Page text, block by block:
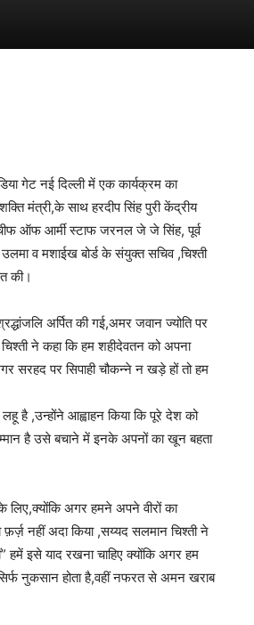
गेट नई दिल्ली में एक कार्यक्रम का
मंत्री,के साथ हरदीप सिंह पुरी केंद्रीय
ऑफ आर्मी स्टाफ जरनल जे जे सिंह, पूर्व
व मशाईख बोर्ड के संयुक्त सचिव ,चिश्ती
की।
अर्पित की गई,अमर जवान ज्योति पर
ने कहा कि हम शहीदेवतन को अपना
सरहद पर सिपाही चौकन्ने न खड़े हों तो हम
है ,उन्होंने आह्वाहन किया कि पूरे देश को
है उसे बचाने में इनके अपनों का खून बहता
लिए,क्योंकि अगर हमने अपने वीरों का
फ़र्ज़ नहीं अदा किया ,सय्यद सलमान चिश्ती ने
इसे याद रखना चाहिए क्योंकि अगर हम
नुकसान होता है,वहीं नफरत से अमन खराब